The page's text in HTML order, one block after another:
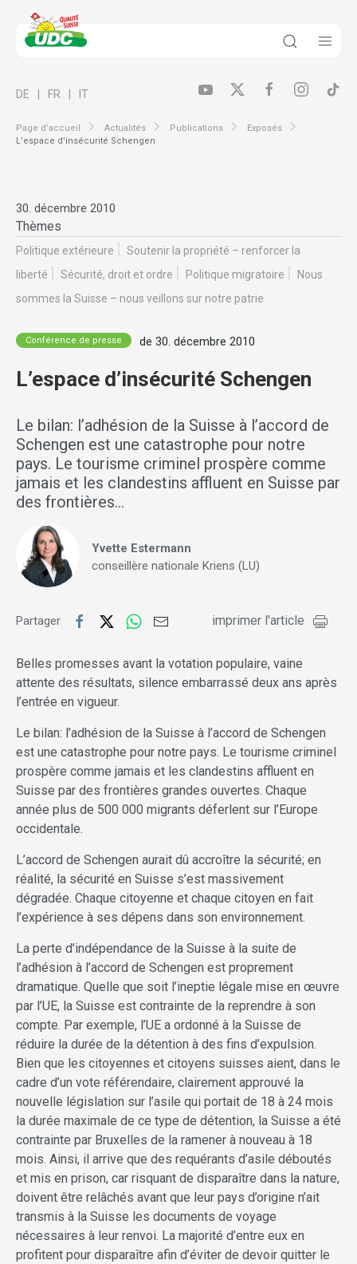
Page d’accueil Actualités Publications
Exposés
L’espace d’insécurité Schengen
DE FR IT
30. décembre 2010
Thèmes
Politique extérieure
Soutenir la propriété – renforcer la
liberté
Sécurité, droit et ordre Politique migratoire
Nous
sommes la Suisse – nous veillons sur notre patrie
Conférence de presse de 30. décembre 2010
L’espace d’insécurité Schengen
Le bilan: l’adhésion de la Suisse à l’accord de
Schengen est une catastrophe pour notre
pays. Le tourisme criminel prospère comme
jamais et les clandestins affluent en Suisse par
des frontières…
Yvette Estermann
conseillère nationale Kriens (LU)
Partager imprimer l'article
Belles promesses avant la votation populaire, vaine
attente des résultats, silence embarrassé deux ans après
l’entrée en vigueur.
Le bilan: l’adhésion de la Suisse à l’accord de Schengen
est une catastrophe pour notre pays. Le tourisme criminel
prospère comme jamais et les clandestins affluent en
Suisse par des frontières grandes ouvertes. Chaque
année plus de 500 000 migrants déferlent sur l’Europe
occidentale.
L’accord de Schengen aurait dû accroître la sécurité; en
réalité, la sécurité en Suisse s’est massivement
dégradée. Chaque citoyenne et chaque citoyen en fait
l’expérience à ses dépens dans son environnement.
La perte d’indépendance de la Suisse à la suite de
l’adhésion à l’accord de Schengen est proprement
dramatique. Quelle que soit l’ineptie légale mise en œuvre
par l’UE, la Suisse est contrainte de la reprendre à son
compte. Par exemple, l’UE a ordonné à la Suisse de
réduire la durée de la détention à des fins d’expulsion.
Bien que les citoyennes et citoyens suisses aient, dans le
cadre d’un vote référendaire, clairement approuvé la
nouvelle législation sur l’asile qui portait de 18 à 24 mois
la durée maximale de ce type de détention, la Suisse a été
contrainte par Bruxelles de la ramener à nouveau à 18
mois. Ainsi, il arrive que des requérants d’asile déboutés
et mis en prison, car risquant de disparaître dans la nature,
doivent être relâchés avant que leur pays d’origine n’ait
transmis à la Suisse les documents de voyage
nécessaires à leur renvoi. La majorité d’entre eux en
profitent pour disparaître afin d’éviter de devoir quitter le